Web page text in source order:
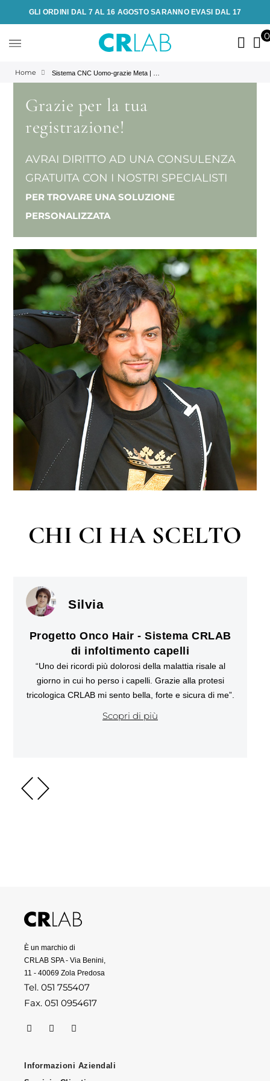
GLI ORDINI DAL 7 AL 16 AGOSTO SARANNO EVASI DAL 17
Home
Grazie per la tua
registrazione!
AVRAI DIRITTO AD UNA CONSULENZA
GRATUITA CON I NOSTRI SPECIALISTI
PER TROVARE UNA SOLUZIONE
PERSONALIZZATA
CHI CI HA SCELTO
Silvia
Progetto Onco Hair - Sistema CRLAB
di infoltimento capelli
“Uno dei ricordi più dolorosi della malattia risale al
giorno in cui ho perso i capelli. Grazie alla protesi
tricologica CRLAB mi sento bella, forte e sicura di me”.
Scopri di più
È un marchio di
CRLAB SPA - Via Benini,
11 - 40069 Zola Predosa
Tel. 051 755407
Fax. 051 0954617
Informazioni Aziendali